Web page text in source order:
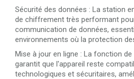
Sécurité des données : La station
de chiffrement très performant
communication de données,
environnements où la protection
Mise à jour en ligne : La fonction
garantit que l'appareil reste
technologiques et sécuritaires,